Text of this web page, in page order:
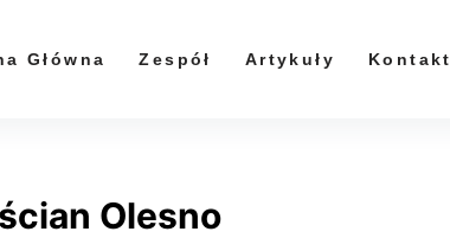
Główna Zespół Artykuły Kontakt
Olesno